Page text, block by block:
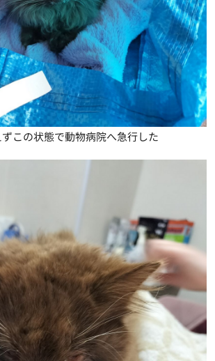
ずこの状態で動物病院へ急行した